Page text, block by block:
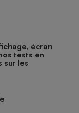
écran
tests en
sur les